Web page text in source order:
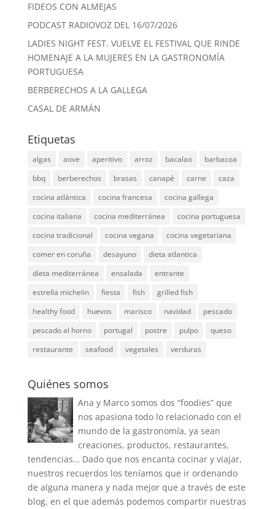
FIDEOS CON ALMEJAS
PODCAST RADIOVOZ DEL 16/07/2026
LADIES NIGHT FEST. VUELVE EL FESTIVAL QUE RINDE
HOMENAJE A LA MUJERES EN LA GASTRONOMÍA
PORTUGUESA
BERBERECHOS A LA GALLEGA
CASAL DE ARMÁN
Etiquetas
algas aove aperitivo arroz bacalao
barbacoa
bbq
berberechos brasas canapé carne
caza
cocina atlántica
cocina francesa
cocina gallega
cocina italiana
cocina mediterránea
cocina portuguesa
cocina tradicional
cocina vegana
cocina vegetariana
comer en coruña
desayuno
dieta atlantica
dieta mediterránea
ensalada
entrante
estrella michelin
fiesta fish
grilled fish
healthy food
huevos marisco navidad
pescado
pescado al horno
portugal postre pulpo
queso
restaurante
seafood vegetales verduras
Quiénes somos
Ana y Marco somos dos “foodies” que
nos apasiona todo lo relacionado con el
mundo de la gastronomía, ya sean
creaciones, productos, restaurantes,
tendencias… Dado que nos encanta cocinar y viajar,
nuestros recuerdos los teníamos que ir ordenando
de alguna manera y nada mejor que a través de este
blog, en el que además podemos compartir nuestras